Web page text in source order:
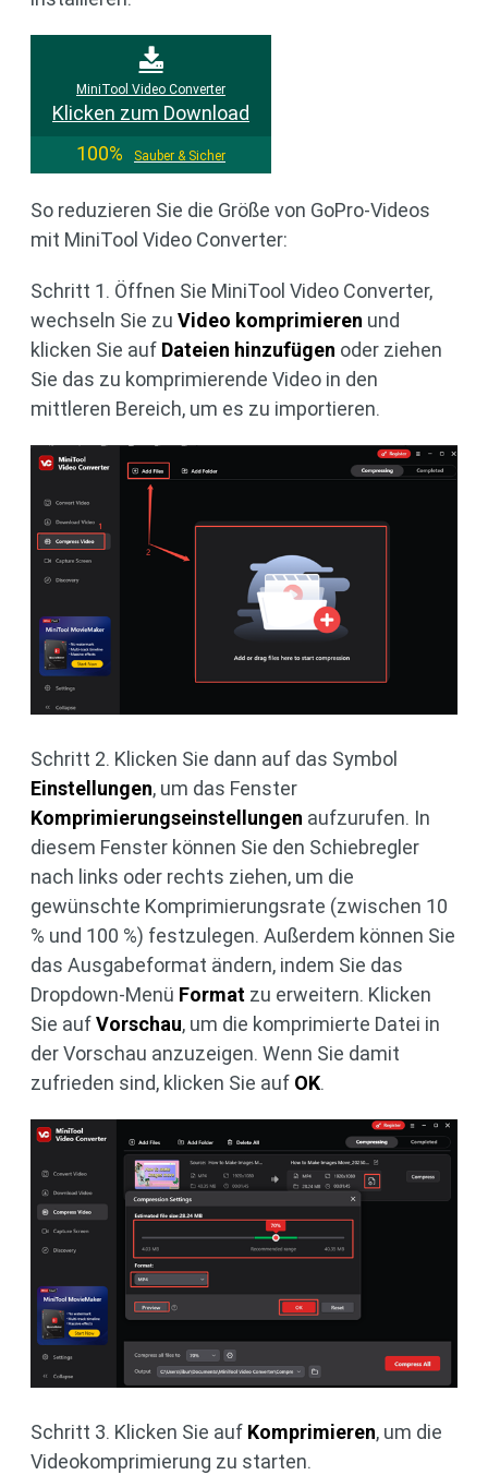
MiniTool Video Converter
Klicken zum Download
100%
Sauber & Sicher
So reduzieren Sie die Größe von GoPro-Videos
mit MiniTool Video Converter:
Schritt 1. Öffnen Sie MiniTool Video Converter,
wechseln Sie zu Video komprimieren und
klicken Sie auf Dateien hinzufügen oder ziehen
Sie das zu komprimierende Video in den
mittleren Bereich, um es zu importieren.
Schritt 2. Klicken Sie dann auf das Symbol
Einstellungen, um das Fenster
Komprimierungseinstellungen aufzurufen. In
diesem Fenster können Sie den Schiebregler
nach links oder rechts ziehen, um die
gewünschte Komprimierungsrate (zwischen 10
% und 100 %) festzulegen. Außerdem können Sie
das Ausgabeformat ändern, indem Sie das
Dropdown-Menü Format zu erweitern. Klicken
Sie aufVorschau, um die komprimierte Datei in
der Vorschau anzuzeigen. Wenn Sie damit
zufrieden sind, klicken Sie auf OK.
Schritt 3. Klicken Sie auf Komprimieren, um die
Videokomprimierung zu starten.